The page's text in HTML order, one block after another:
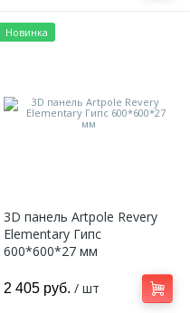
Новинка
3D панель Artpole Revery
Elementary Гипс
600*600*27 мм
2 405 руб. / шт